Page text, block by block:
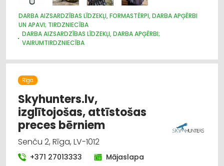
DARBA AIZSARDZĪBAS LĪDZEKĻI, FORMASTĒRPI, DARBA APĢĒRBI
UN APAVI; TIRDZNIECĪBA
DARBA AIZSARDZĪBAS LĪDZEKĻI, DARBA APĢĒRBI;
VAIRUMTIRDZNIECĪBA
APAVI: TIRDZNIECĪBA
APĢĒRBI: TIRDZNIECĪBA
SUVENĪRI, DĀVANAS
Rīga
Skyhunters.lv,
izglītojošas, attīstošas
preces bērniem
Senču 2, Rīga, LV-1012
+371 27013333 Mājaslapa